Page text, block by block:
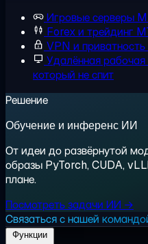
Игровые серверы
Forex и трейдинг
VPN и приватность
Удалённая рабочая
который не спит
Решение
Обучение и инференс ИИ
От идеи до развёрнутой
образы PyTorch, CUDA,
плане.
Посмотреть задачи ИИ →
Связаться с нашей